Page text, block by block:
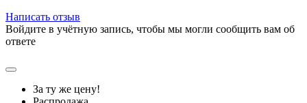
Написать отзыв
Войдите в учётную запись, чтобы мы могли сообщить вам об
ответе
За ту же цену!